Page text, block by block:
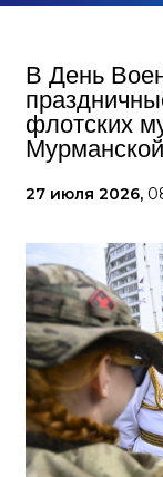
В День
флотских
27 июля 2026,